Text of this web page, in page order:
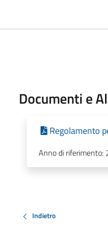
Documenti e
Regolamento
Anno di riferimento:
Indietro